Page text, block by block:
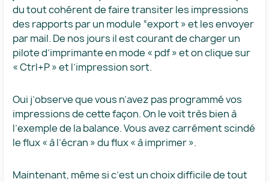
du tout cohérent de faire transiter les impressions
des rapports par un module “export » et les envoyer
par mail. De nos jours il est courant de charger un
pilote d’imprimante en mode « pdf » et on clique sur
« Ctrl+P » et l’impression sort.
Oui j’observe que vous n’avez pas programmé vos
impressions de cette façon. On le voit très bien à
l’exemple de la balance. Vous avez carrément scindé
le flux « à l’écran » du flux « à imprimer ».
Maintenant, même si c’est un choix difficile de tout